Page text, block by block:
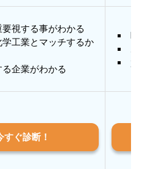
視する事がわかる
工業とマッチするか
企業がわかる
質
すぐ診断！